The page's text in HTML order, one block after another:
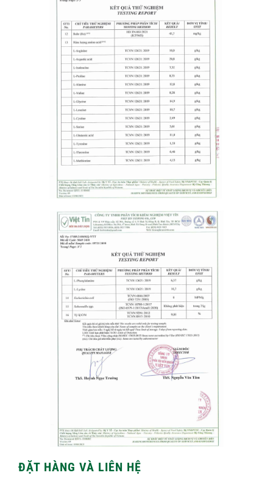
ĐẶT HÀNG VÀ LIÊN HỆ